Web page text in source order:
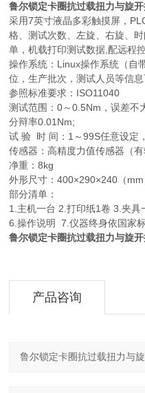
鲁尔锁定卡圈抗过载扭力与旋
采用7英寸液晶多彩触摸屏，
格、测试次数、左旋、右旋、
单，机载打印测试数据,配远程
操作系统：Linux操作系统（自
位，生产批次，测试人员等信
参照标准要求
测试范围：0～0.5Nm，误差不
分辩率0.01Nm;
试 验 时 间：1～99S任意设定
传感器：高精度力值传感器（有
净重：8kg
外形尺寸：400×290×240（mm
部分清单：
1.主机一台 2.打印纸1卷 3.夹
6.操作说明 7.仪器终身依国家
鲁尔锁定卡圈抗过
产品咨询